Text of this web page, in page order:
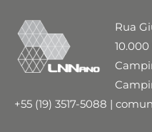
Rua
+55 (19) 3517-5088 |